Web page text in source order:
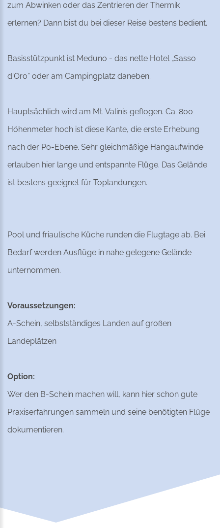
zum Abwinken oder das Zentrieren der Thermik
erlernen? Dann bist du bei dieser Reise bestens bedient.
Basisstützpunkt ist Meduno - das nette Hotel „Sasso
d'Oro” oder am Campingplatz daneben.
Hauptsächlich wird am Mt. Valinis geflogen. Ca. 800
Höhenmeter hoch ist diese Kante, die erste Erhebung
nach der Po-Ebene. Sehr gleichmäßige Hangaufwinde
erlauben hier lange und entspannte Flüge. Das Gelände
ist bestens geeignet für Toplandungen.
Pool und friaulische Küche runden die Flugtage ab. Bei
Bedarf werden Ausflüge in nahe gelegene Gelände
unternommen.
Voraussetzungen:
A-Schein, selbstständiges Landen auf großen
Landeplätzen
Option:
Wer den B-Schein machen will, kann hier schon gute
Praxiserfahrungen sammeln und seine benötigten Flüge
dokumentieren.